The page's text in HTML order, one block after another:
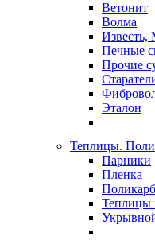
Ветонит
Волма
Известь,
Печные
Прочие
Эталон
Теплицы.
Парники
Пленка
Теплицы